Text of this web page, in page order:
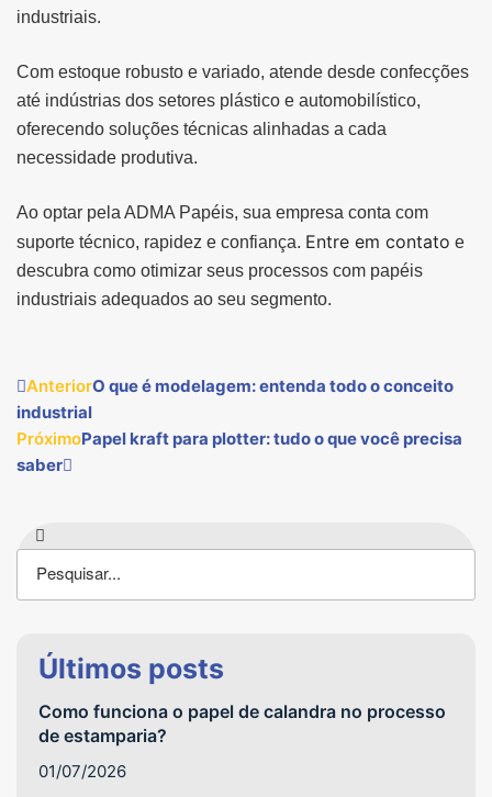
industriais.
Com estoque robusto e variado, atende desde confecções
até indústrias dos setores plástico e automobilístico,
oferecendo soluções técnicas alinhadas a cada
necessidade produtiva.
Ao optar pela ADMA Papéis, sua empresa conta com
suporte técnico, rapidez e confiança. Entre em contato e
descubra como otimizar seus processos com papéis
industriais adequados ao seu segmento.
AnteriorO que é modelagem: entenda todo o conceito
industrial
PróximoPapel kraft para plotter: tudo o que você precisa
saber
Últimos posts
Como funciona o papel de calandra no processo
de estamparia?
01/07/2026